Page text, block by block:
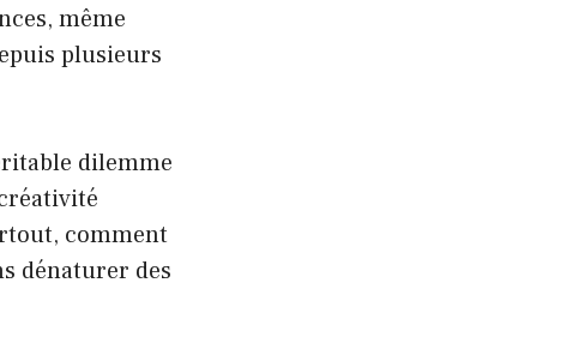
même
plusieurs
dilemme
comment
dénaturer des